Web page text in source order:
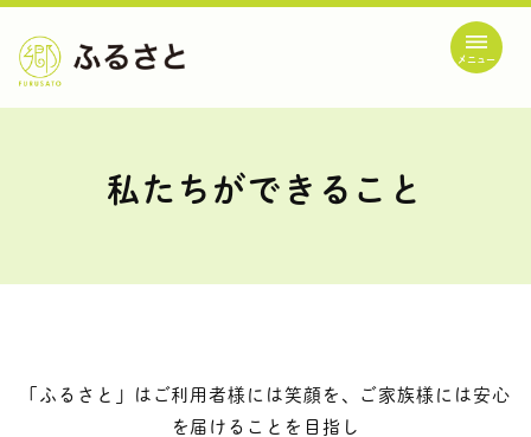
メニュー
私たちができること
「ふるさと」はご利用者様には笑顔を、ご家族様には安心
を届けることを目指し